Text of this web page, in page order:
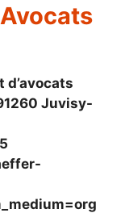
d’avocats
Juvisy-